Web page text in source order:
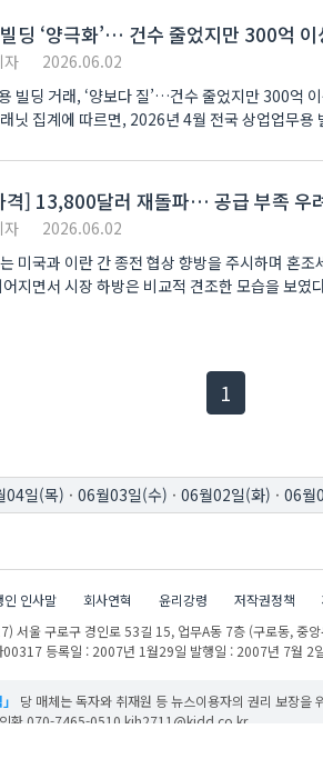
딩 ‘양극화’… 건수 줄었지만 300억
자
2026.06.02
빌딩 거래, ‘양보다 질’…건수 줄었지만 300억
닛 집계에 따르면, 2026년 4월 전국 상업업무
격] 13,800달러 재돌파… 공급 부족 우
자
2026.06.02
미국과 이란 간 종전 협상 향방을 주시하며 혼
지면서 시장 하방은 비교적 견조한 모습을 보
1현재페이지
04일(목) · 06월03일(수) · 06월02일(화) · 06월
인 인사말 회사연혁 윤리강령 저작권정책
서울 구로구 경인로 53길 15,업무A동 7층 (구로동, 중
00317 등록일 : 2007년 1월29일 발행일 : 2007년 7월 2
당 매체는 독자와 취재원 등 뉴스이용자의 권리 보장을
인환 070-7465-0510 kih2711@kidd.co.kr